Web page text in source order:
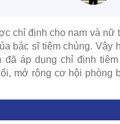
chỉ định cho nam và
bác sĩ tiêm chủng.
áp dụng chỉ định
mở rộng cơ hội phòng